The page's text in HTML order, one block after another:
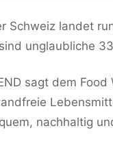
Schweiz landet
unglaubliche
sagt dem
nachhaltig